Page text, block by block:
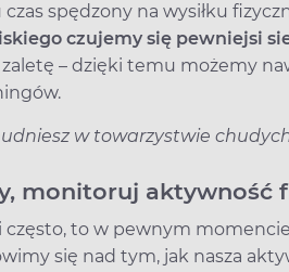
spędzony na wysiłku
czujemy się pewniejsi
– dzięki temu możemy
w towarzystwie
monitoruj aktywność
często, to w pewnym
się nad tym, jak nasza